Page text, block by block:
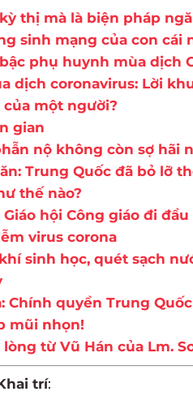
thị mà là biện pháp
sinh mạng của con cái
phụ huynh mùa dịch
dịch coronavirus: Lời
một người?
gian
nộ không còn sợ hãi
Trung Quốc đã bỏ lỡ
thế nào?
hội Công giáo đi
virus corona
sinh học, quét sạch
Chính quyền Trung
mũi nhọn!
từ Vũ Hán của Lm.
trí: